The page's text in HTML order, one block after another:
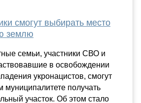
смогут выбирать место
землю
семьи, участники СВО и
в освобождении
укронацистов, смогут
муниципалитете получать
участок. Об этом стало